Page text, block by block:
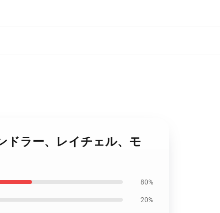
ドラー、レイチェル、モ
80%
20%